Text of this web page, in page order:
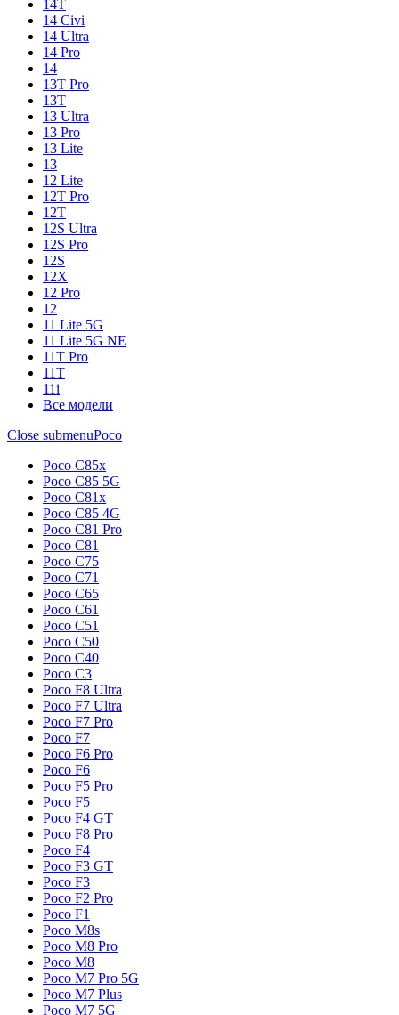
14T
14 Civi
14 Ultra
14 Pro
14
13T Pro
13T
13 Ultra
13 Pro
13 Lite
13
12 Lite
12T Pro
12T
12S Ultra
12S Pro
12S
12X
12 Pro
12
11 Lite 5G
11 Lite 5G NE
11T Pro
11T
11i
Все модели
Close submenuPoco
Poco C85x
Poco C85 5G
Poco C81x
Poco C85 4G
Poco C81 Pro
Poco C81
Poco C75
Poco C71
Poco C65
Poco C61
Poco C51
Poco C50
Poco C40
Poco C3
Poco F8 Ultra
Poco F7 Ultra
Poco F7 Pro
Poco F7
Poco F6 Pro
Poco F6
Poco F5 Pro
Poco F5
Poco F4 GT
Poco F8 Pro
Poco F4
Poco F3 GT
Poco F3
Poco F2 Pro
Poco F1
Poco M8s
Poco M8 Pro
Poco M8
Poco M7 Pro 5G
Poco M7 Plus
Poco M7 5G